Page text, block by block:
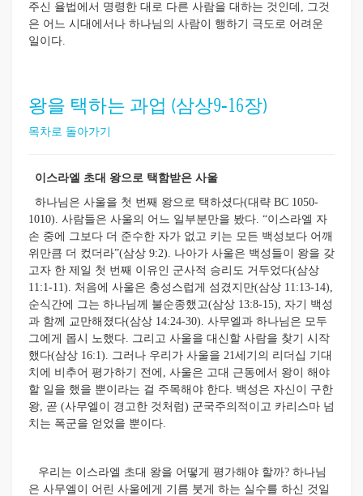
주신 율법에서 명령한 대로 다른 사람을 대하는 것인데, 그것
은 어느 시대에서나 하나님의 사람이 행하기 극도로 어려운
일이다.
왕을 택하는 과업 (삼상9-16장)
목차로 돌아가기
이스라엘 초대 왕으로 택함받은 사울
하나님은 사울을 첫 번째 왕으로 택하셨다(대략 BC 1050-
1010). 사람들은 사울의 어느 일부분만을 봤다. “이스라엘 자
손 중에 그보다 더 준수한 자가 없고 키는 모든 백성보다 어깨
위만큼 더 컸더라”(삼상 9:2). 나아가 사울은 백성들이 왕을 갖
고자 한 제일 첫 번째 이유인 군사적 승리도 거두었다(삼상
11:1-11). 처음에 사울은 충성스럽게 섬겼지만(삼상 11:13-14),
순식간에 그는 하나님께 불순종했고(삼상 13:8-15), 자기 백성
과 함께 교만해졌다(삼상 14:24-30). 사무엘과 하나님은 모두
그에게 몹시 노했다. 그리고 사울을 대신할 사람을 찾기 시작
했다(삼상 16:1). 그러나 우리가 사울을 21세기의 리더십 기대
치에 비추어 평가하기 전에, 사울은 고대 근동에서 왕이 해야
할 일을 했을 뿐이라는 걸 주목해야 한다. 백성은 자신이 구한
왕, 곧 (사무엘이 경고한 것처럼) 군국주의적이고 카리스마 넘
치는 폭군을 얻었을 뿐이다.
우리는 이스라엘 초대 왕을 어떻게 평가해야 할까? 하나님
은 사무엘이 어린 사울에게 기름 붓게 하는 실수를 하신 것일